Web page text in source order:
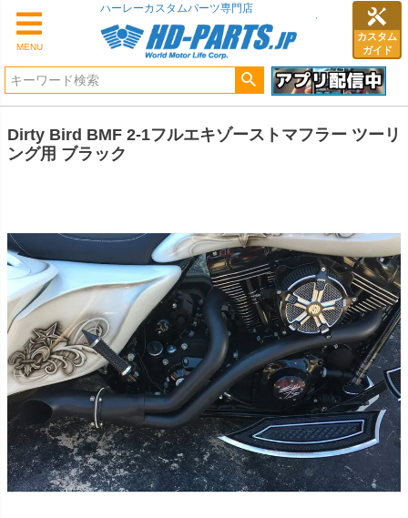
MENU
カスタム
ガイド
ハーレーカスタムパーツ専門店
Dirty Bird BMF 2-1フルエキゾーストマフラー ツーリ
ング用 ブラック